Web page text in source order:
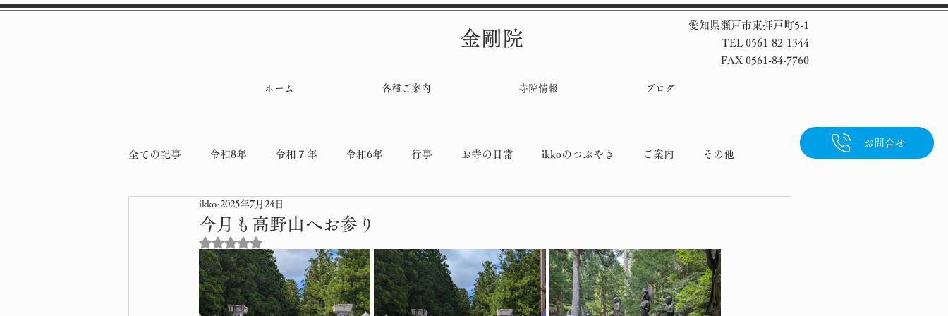
お問合せ
金剛院
愛知県瀬戸市東拝戸町5-1
TEL 0561-82-1344
FAX 0561-84-7760
ホーム 各種ご案内 寺院情報 ブログ
全ての記事 令和8年 令和７年 令和6年 行事 お寺の日常 ikkoのつぶやき ご案内 その他
令和4年
今月も高野山へお参り
ikko 2025年7月24日
5つ星のうちNaNと評価されています。